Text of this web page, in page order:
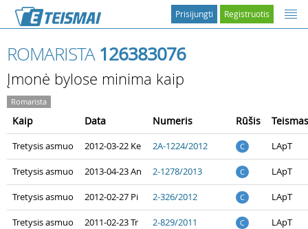
Registruotis
Prisijungti
ROMARISTA 126383076
Įmonė bylose minima kaip
Romarista
Kaip Data Numeris Rūšis Teismas
Tretysis asmuo 2012-03-22 Ke 2A-1224/2012 C LApT
Tretysis asmuo 2013-04-23 An 2-1278/2013 C LApT
Tretysis asmuo 2012-02-27 Pi 2-326/2012 C LApT
Tretysis asmuo 2011-02-23 Tr 2-829/2011 C LApT